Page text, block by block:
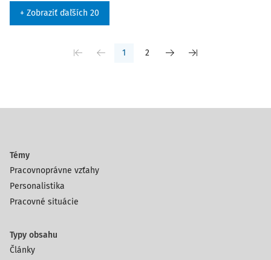
+ Zobraziť ďaľších 20
1 2
Témy
Pracovnoprávne vzťahy
Personalistika
Pracovné situácie
Typy obsahu
Články